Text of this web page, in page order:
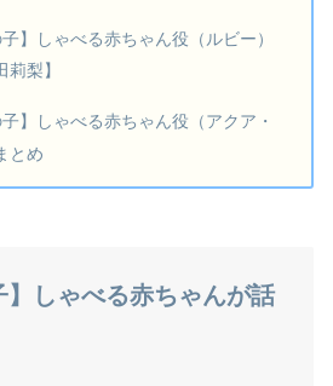
】しゃべる赤ちゃん役（ルビー）
梨】
】しゃべる赤ちゃん役（アクア・
とめ
】しゃべる赤ちゃんが話